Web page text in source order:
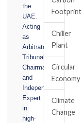
the
UAE.
Acting
as
Arbitrator,
Tribunal
Chairman,
and
Independent
Expert
in
high-
Footprint
Chiller
Plant
Circular
Economy
Climate
Change